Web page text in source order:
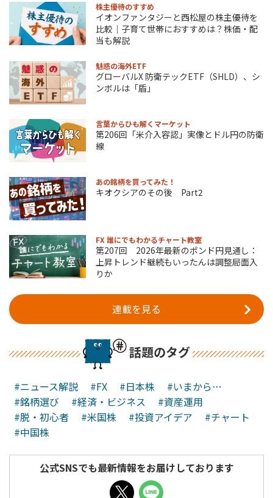
株主優待のすすめ
イオンファンタジーと西松屋の株主優待を
比較｜子育て世帯におすすめは？株価・配
当も解説
魅惑の海外ETF
グローバルX 防衛テックETF（SHLD）、シ
ンボルは「盾」
言葉からひも解くマーケット
第206回「米介入容認」実像とドル円の防衛
線
あの銘柄を買ってみた！
キオクシアのその後 Part2
FX 誰にでもわかるチャート教室
第207回 2026年最新のポンド円見通し：
上昇トレンド継続もいったんは調整局面入
りか
連載を見る
話題のタグ
#ニュース解説 #FX #日本株
#いまから…
#銘柄選び
#経済・ビジネス
#資産運用
#脱・初心者
#米国株 #投資アイデア
#チャート
#中国株
公式SNSでも最新情報をお届けしております